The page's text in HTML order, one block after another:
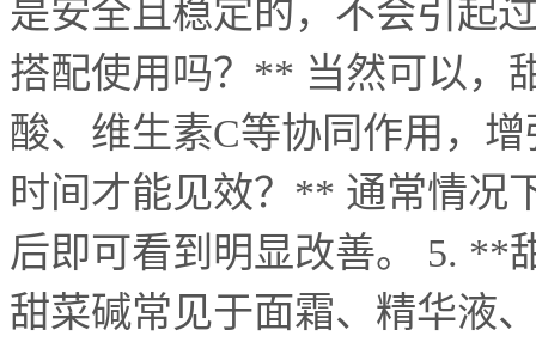
是安全且稳定的，不会引起
搭配使用吗？ ** 当然可以，
酸、维生素C等协同作用，
时间才能见效？ ** 通常情况
后即可看到明显改善。 5. **
甜菜碱常见于面霜、精华液